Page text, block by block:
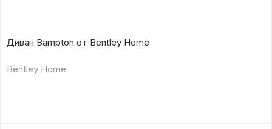
Диван Bampton от Bentley Home
Bentley Home